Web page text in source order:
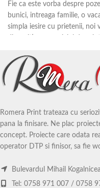
Fie ca este vorba despre
bunici, intreaga familie, o
simpla iesire cu prietenii, noi
astearna timpul si printarea
o modalitate placuta si
acele momente.
Romera Print trateaza cu
pana la finisare. Ne plac
concept. Proiecte care odata
operator DTP si finisor, sa fie
Bulevardul Mihail
Tel: 0758 971 007 / 0758